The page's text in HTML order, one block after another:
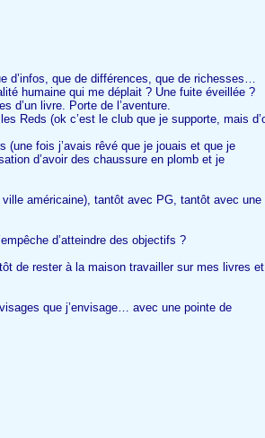
d’infos, que de différences, que de richesses…
humaine qui me déplait ? Une fuite éveillée ?
d’un livre. Porte de l’aventure.
Reds (ok c’est le club que je supporte, mais
(une fois j’avais rêvé que je jouais et que je
d’avoir des chaussure en plomb et je
américaine), tantôt avec PG, tantôt avec une
d’atteindre des objectifs ?
de rester à la maison travailler sur mes livres et
que j’envisage… avec une pointe de